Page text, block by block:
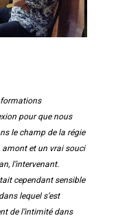
pour que nous
le champ de la régie
et un vrai souci
l’intervenant.
cependant sensible
lequel s’est
de l’intimité dans